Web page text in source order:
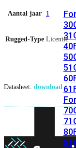
Aantal jaar 1
Rugged-Type Licentie
Datasheet: download